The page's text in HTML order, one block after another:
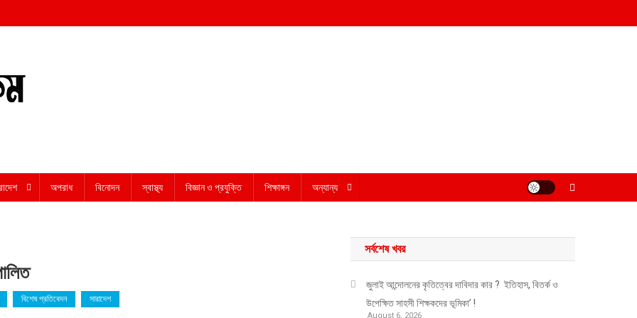
অপরাধ বিনোদন স্বাস্থ্য বিজ্ঞান ও প্রযুক্তি শিক্ষাঙ্গন অন্যান্য
বিশেষ প্রতিবেদন সারাদেশ
সর্বশেষ খবর
জুলাই আন্দোলনের কৃতিত্বের দাবিদার কার ? ইতিহাস, বিতর্ক ও
উপেক্ষিত সাহসী শিক্ষকদের ভূমিকা’ !
August 6, 2026